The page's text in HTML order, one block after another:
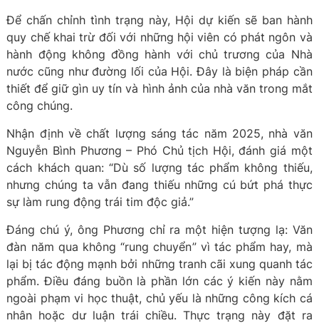
Để chấn chỉnh tình trạng này, Hội dự kiến sẽ ban hành
quy chế khai trừ đối với những hội viên có phát ngôn và
hành động không đồng hành với chủ trương của Nhà
nước cũng như đường lối của Hội. Đây là biện pháp cần
thiết để giữ gìn uy tín và hình ảnh của nhà văn trong mắt
công chúng.
Nhận định về chất lượng sáng tác năm 2025, nhà văn
Nguyễn Bình Phương – Phó Chủ tịch Hội, đánh giá một
cách khách quan: “Dù số lượng tác phẩm không thiếu,
nhưng chúng ta vẫn đang thiếu những cú bứt phá thực
sự làm rung động trái tim độc giả.”
Đáng chú ý, ông Phương chỉ ra một hiện tượng lạ: Văn
đàn năm qua không “rung chuyển” vì tác phẩm hay, mà
lại bị tác động mạnh bởi những tranh cãi xung quanh tác
phẩm. Điều đáng buồn là phần lớn các ý kiến này nằm
ngoài phạm vi học thuật, chủ yếu là những công kích cá
nhân hoặc dư luận trái chiều. Thực trạng này đặt ra